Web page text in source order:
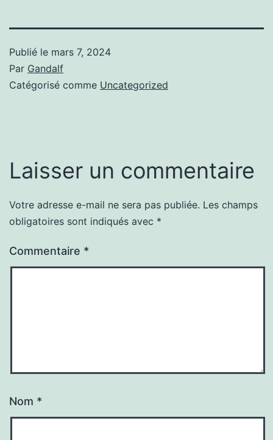
Publié le mars 7, 2024
Par Gandalf
Catégorisé comme Uncategorized
Laisser un commentaire
Votre adresse e-mail ne sera pas publiée. Les champs
obligatoires sont indiqués avec *
Commentaire *
Nom *